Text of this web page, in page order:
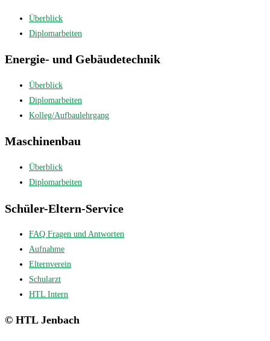
Überblick
Diplomarbeiten
Energie- und Gebäudetechnik
Überblick
Diplomarbeiten
Kolleg/Aufbaulehrgang
Maschinenbau
Überblick
Diplomarbeiten
Schüler-Eltern-Service
FAQ Fragen und Antworten
Aufnahme
Elternverein
Schularzt
HTL Intern
© HTL Jenbach